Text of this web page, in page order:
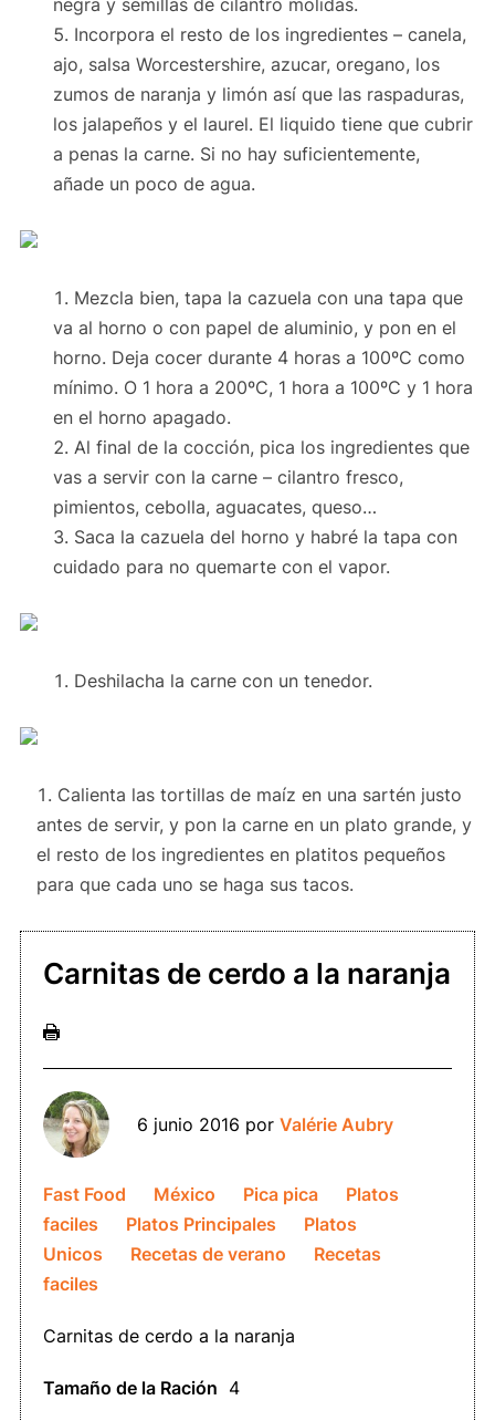
negra y semillas de cilantro molidas.
Incorpora el resto de los ingredientes – canela,
ajo, salsa Worcestershire, azucar, oregano, los
zumos de naranja y limón así que las raspaduras,
los jalapeños y el laurel. El liquido tiene que cubrir
a penas la carne. Si no hay suficientemente,
añade un poco de agua.
Mezcla bien, tapa la cazuela con una tapa que
va al horno o con papel de aluminio, y pon en el
horno. Deja cocer durante 4 horas a 100ºC como
mínimo. O 1 hora a 200ºC, 1 hora a 100ºC y 1 hora
en el horno apagado.
Al final de la cocción, pica los ingredientes que
vas a servir con la carne – cilantro fresco,
pimientos, cebolla, aguacates, queso…
Saca la cazuela del horno y habré la tapa con
cuidado para no quemarte con el vapor.
Deshilacha la carne con un tenedor.
Calienta las tortillas de maíz en una sartén justo
antes de servir, y pon la carne en un plato grande, y
el resto de los ingredientes en platitos pequeños
para que cada uno se haga sus tacos.
Carnitas de cerdo a la naranja
6 junio 2016 por Valérie Aubry
Fast Food México Pica pica
Platos
faciles
Platos Principales
Platos
Unicos
Recetas de verano
Recetas
faciles
Carnitas de cerdo a la naranja
Tamaño de la Ración 4